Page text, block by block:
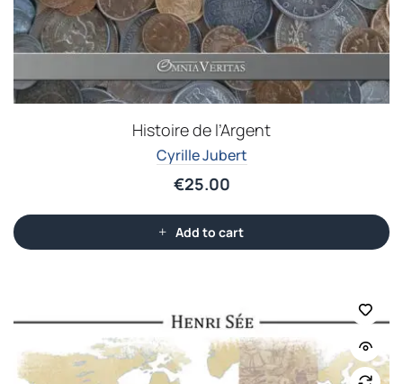
Histoire de l’Argent
Cyrille Jubert
€25.00
Add to cart